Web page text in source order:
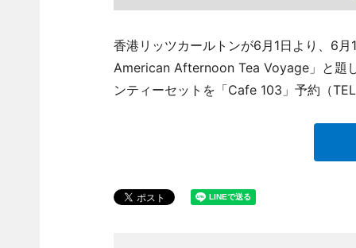
香港リッツカールトンが6月1日より、6
American Afternoon Tea Voyage」と題
ンティーセットを「Cafe 103」予約（